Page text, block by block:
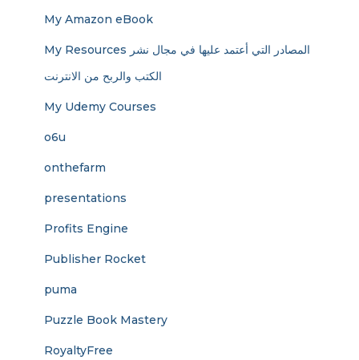
My Amazon eBook
My Resources المصادر التي أعتمد عليها في مجال نشر
الكتب والربح من الانترنت
My Udemy Courses
o6u
onthefarm
presentations
Profits Engine
Publisher Rocket
puma
Puzzle Book Mastery
RoyaltyFree